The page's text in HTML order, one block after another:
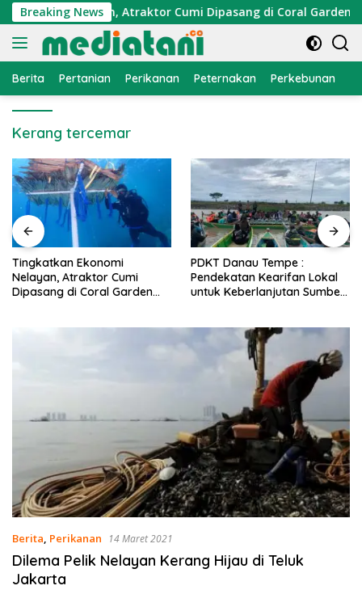
Langsung
ke
konten
Breaking News
Nelayan, Atraktor Cumi Dipasang di Coral Garden
Berita Pertanian Perikanan Peternakan Perkebunan
Kerang tercemar
PDKT Danau Tempe :
Pendekatan Kearifan Lokal
untuk Keberlanjutan Sumber
Cara Mengatasi Penyakit
PMK pada Sapi Perah Secara
Alami dan Medis
Berita, Perikanan 14 Maret 2021
Dilema Pelik Nelayan Kerang Hijau di Teluk
Jakarta